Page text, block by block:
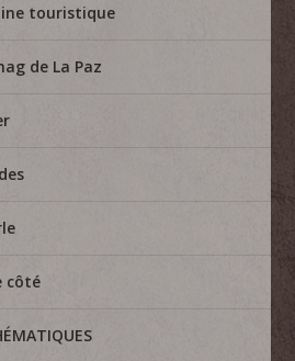
touristique
de La Paz
côté